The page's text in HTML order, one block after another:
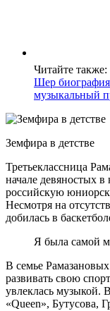
Читайте также:
Шер
музыкальный
Земфира в детстве
Третьеклассница
начале девяностых в
российскую
Несмотря на
добилась в
Я была самой
В семье
развивать свою
увлеклась музыкой.
«Queen», Бутусова,